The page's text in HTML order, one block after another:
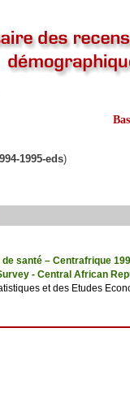
1995-eds)
santé – Centrafrique
- Central African
et des Etudes